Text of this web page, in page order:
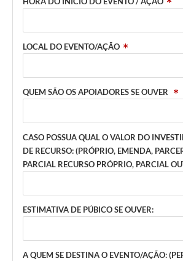
Links
Agenda
SIC
Notícias
Contato
Telefones Úteis
LOCAL DO EVENTO/AÇÃO
QUEM SÃO OS APOIADORES SE OUVER
CASO POSSUA QUAL O VALOR DO
DE RECURSO: (PRÓPRIO, EMENDA,
PARCIAL RECURSO PRÓPRIO, PARCIAL
ESTIMATIVA DE PÚBICO SE OUVER:
A QUEM SE DESTINA O EVENTO/AÇÃO: